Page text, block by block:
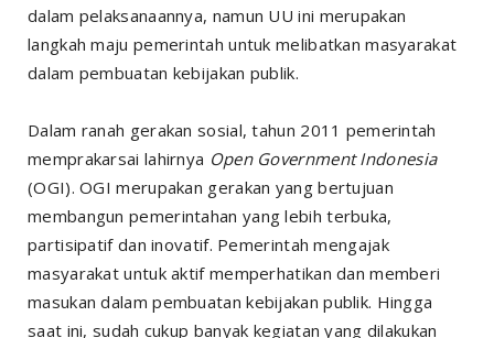
dalam pelaksanaannya, namun UU ini merupakan
langkah maju pemerintah untuk melibatkan masyarakat
dalam pembuatan kebijakan publik.
Dalam ranah gerakan sosial, tahun 2011 pemerintah
memprakarsai lahirnya Open Government Indonesia
(OGI). OGI merupakan gerakan yang bertujuan
membangun pemerintahan yang lebih terbuka,
partisipatif dan inovatif. Pemerintah mengajak
masyarakat untuk aktif memperhatikan dan memberi
masukan dalam pembuatan kebijakan publik. Hingga
saat ini, sudah cukup banyak kegiatan yang dilakukan